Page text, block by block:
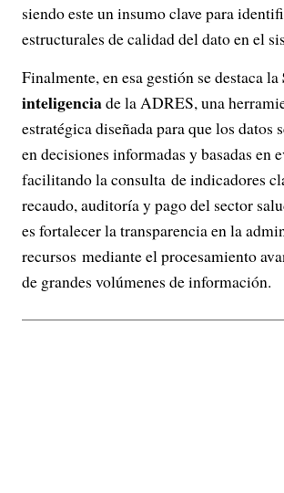
siendo este un insumo clave para
estructurales de calidad del dato en el
Finalmente, en esa gestión se destaca la
inteligenciade la ADRES, una
estratégica diseñada para que los datos
en decisiones informadas y basadas en
facilitando la consulta de indicadores
recaudo, auditoría y pago del sector
es fortalecer la transparencia en la
recursos mediante el procesamiento
de grandes volúmenes de información.